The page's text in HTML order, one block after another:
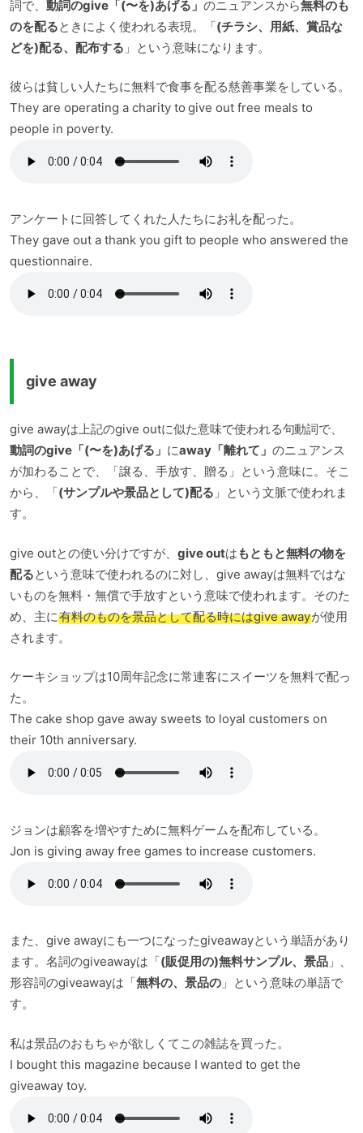
詞で、 動詞のgive「(〜を)あげる」 のニュアンスから無料のも
のを配るときによく使われる表現。「(チラシ、用紙、賞品な
どを)配る、配布する 」という意味になります。
彼らは貧しい人たちに無料で食事を配る慈善事業をしている。
They are operating a charity to give out free meals to
people in poverty.
アンケートに回答してくれた人たちにお礼を配った。
They gave out a thank you gift to people who answered the
questionnaire.
give away
give awayは上記のgive outに似た意味で使われる句動詞で、
動詞のgive「(〜を)あげる」 にaway「離れて」 のニュアンス
が加わることで、「譲る、手放す、贈る」という意味に。そこ
から、「(サンプルや景品として)配る 」という文脈で使われま
す。
give outとの使い分けですが、 give outはもともと無料の物を
配るという意味で使われるのに対し、give awayは無料ではな
いものを無料・無償で手放すという意味で使われます。そのた
め、主に有料のものを景品として配る時にはgive awayが使用
されます。
ケーキショップは10周年記念に常連客にスイーツを無料で配っ
た。
The cake shop gave away sweets to loyal customers on
their 10th anniversary.
ジョンは顧客を増やすために無料ゲームを配布している。
Jon is giving away free games to increase customers.
また、give awayにも一つになったgiveawayという単語があり
ます。名詞のgiveawayは「(販促用の)無料サンプル、景品」、
形容詞のgiveawayは「無料の、景品の」という意味の単語で
す。
私は景品のおもちゃが欲しくてこの雑誌を買った。
I bought this magazine because I wanted to get the
giveaway toy.